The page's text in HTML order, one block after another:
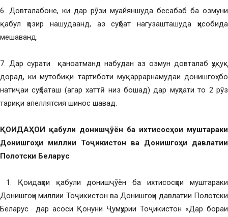
6. Довталабоне, ки дар рӯзи муайяншуда бесабаб ба озмуни
қабул ҳозир нашудаанд, аз суҳбат нагузашташуда ҳисобида
мешаванд.
7. Дар сурати қаноатманд набудан аз озмун довталаб ҳуқуқ
дорад, ки мутобиқи тартиботи муқаррарнамудаи донишгоҳ бо
натиҷаи суҳбаташ (агар хаттӣ низ бошад) дар муҳлати то 2 рӯз
тариқи апеллятсия шинос шавад.
ҚОИДАҲОИ қабули донишҷӯён ба ихтисосҳои муштараки
Донишгоҳи миллии Тоҷикистон ва Донишгоҳи давлатии
Полотски Беларус
1. Қоидаҳои қабули донишҷӯён ба ихтисосҳои муштараки
Донишгоҳи миллии Тоҷикистон ва Донишгоҳи давлатии Полотски
Беларус дар асоси Қонуни Ҷумҳурии Тоҷикистон «Дар бораи